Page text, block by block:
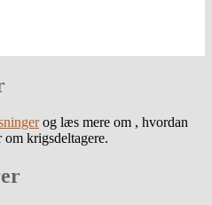
og læs mere om , hvordan
krigsdeltagere.